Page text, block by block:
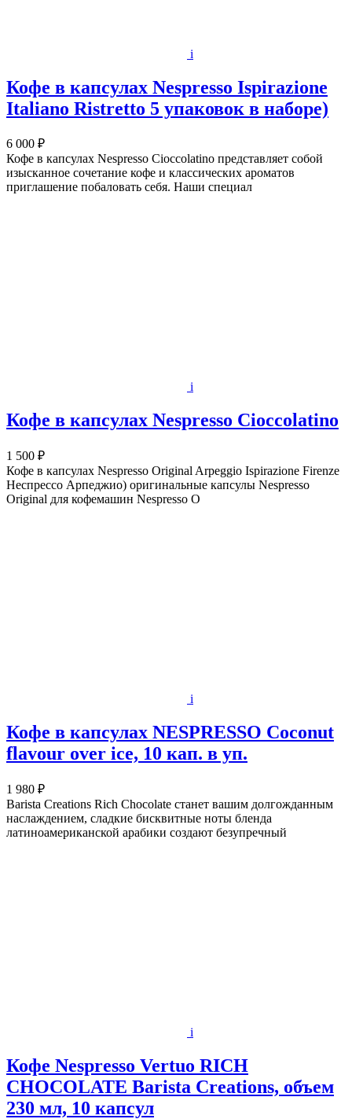
i
Кофе в капсулах Nespresso Ispirazione
Italiano Ristretto 5 упаковок в наборе)
6 000 ₽
Кофе в капсулах Nespresso Cioccolatino представляет собой
изысканное сочетание кофе и классических ароматов
приглашение побаловать себя. Наши специал
i
Кофе в капсулах Nespresso Cioccolatino
1 500 ₽
Кофе в капсулах Nespresso Original Arpeggio Ispirazione Firenze
Неспрессо Арпеджио) оригинальные капсулы Nespresso
Original для кофемашин Nespresso O
i
Кофе в капсулах NESPRESSO Coconut
flavour over ice, 10 кап. в уп.
1 980 ₽
Barista Creations Rich Chocolate станет вашим долгожданным
наслаждением, сладкие бисквитные ноты бленда
латиноамериканской арабики создают безупречный
i
Кофе Nespresso Vertuo RICH
CHOCOLATE Barista Creations, объем
230 мл, 10 капсул